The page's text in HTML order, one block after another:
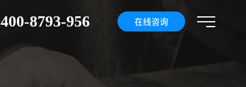
400-8793-956 在线咨询